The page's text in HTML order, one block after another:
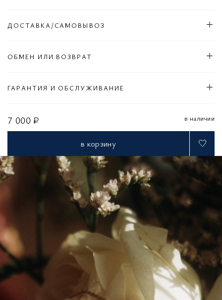
7 000 ₽ в наличии
в корзину
ДОСТАВКА/САМОВЫВОЗ
ОБМЕН ИЛИ ВОЗВРАТ
ГАРАНТИЯ И ОБСЛУЖИВАНИЕ